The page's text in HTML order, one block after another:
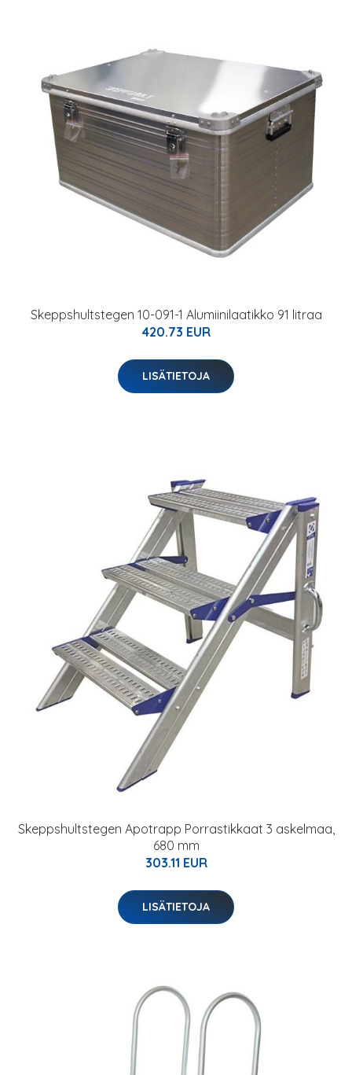
Skeppshultstegen 10-091-1 Alumiinilaatikko 91 litraa
420.73 EUR
LISÄTIETOJA
Skeppshultstegen Apotrapp Porrastikkaat 3 askelmaa,
680 mm
303.11 EUR
LISÄTIETOJA